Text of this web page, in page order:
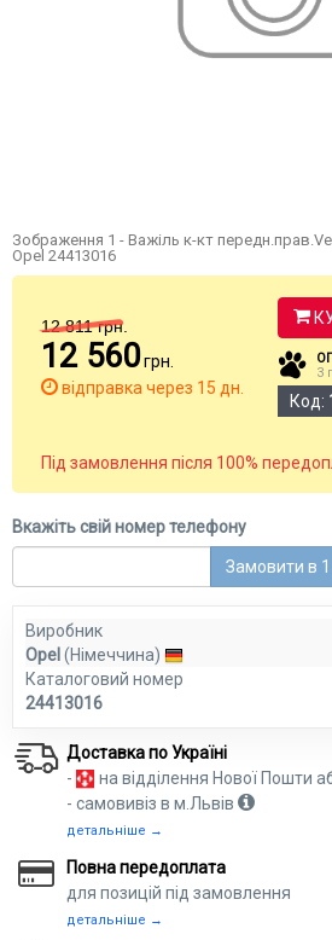
Зображення 1 - Важіль к-кт
Opel 24413016
12 811 грн.
12 560грн.
відправка через 15 дн.
3
Код:
Під замовлення після 100%
Вкажіть свій номер телефону
Замовити в 1
Виробник
Opel(Німеччина)
Каталоговий номер
24413016
Доставка по Україні
-
на відділення Нової Пошти
- самовивіз в м.Львів
детальніше →
Повна передоплата
для позицій під замовлення
детальніше →